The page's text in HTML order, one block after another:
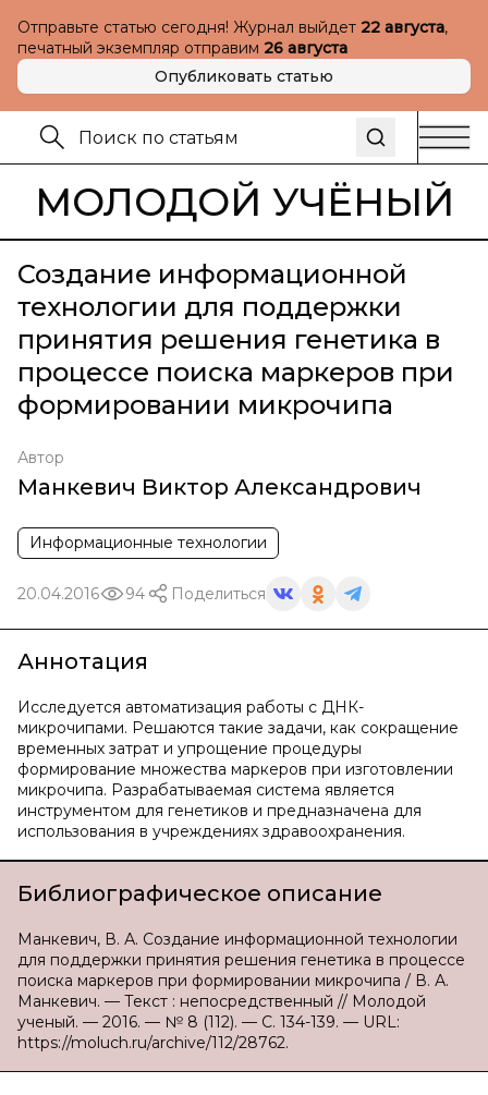
Отправьте статью сегодня! Журнал выйдет 22 августа,
печатный экземпляр отправим 26 августа
Опубликовать статью
МОЛОДОЙ УЧЁНЫЙ
Создание информационной
технологии для поддержки
принятия решения генетика в
процессе поиска маркеров при
формировании микрочипа
Автор
Манкевич Виктор Александрович
Информационные технологии
20.04.2016 94 Поделиться
Аннотация
Исследуется автоматизация работы с ДНК-
микрочипами. Решаются такие задачи, как сокращение
временных затрат и упрощение процедуры
формирование множества маркеров при изготовлении
микрочипа. Разрабатываемая система является
инструментом для генетиков и предназначена для
использования в учреждениях здравоохранения.
Библиографическое описание
Манкевич, В. А. Создание информационной технологии
для поддержки принятия решения генетика в процессе
поиска маркеров при формировании микрочипа / В. А.
Манкевич. — Текст : непосредственный // Молодой
ученый. — 2016. — № 8 (112). — С. 134-139. — URL:
https://moluch.ru/archive/112/28762.